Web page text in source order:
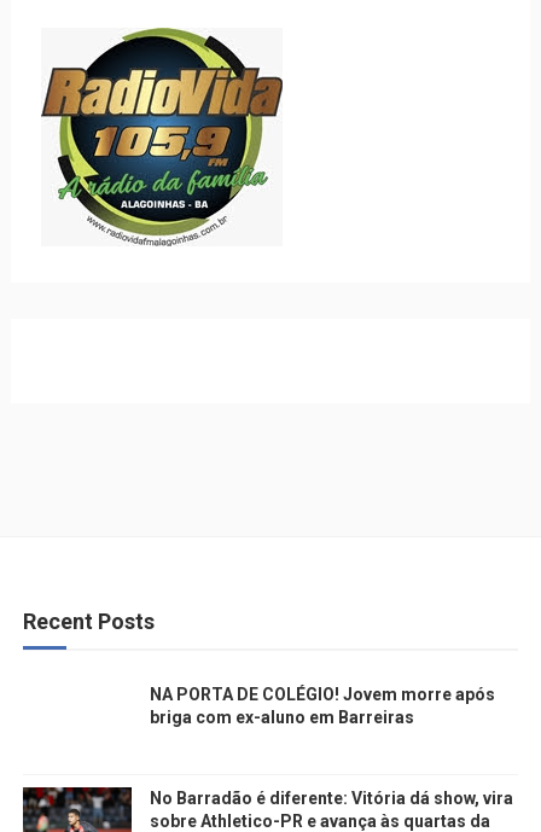
Recent Posts
NA PORTA DE COLÉGIO! Jovem morre após
briga com ex-aluno em Barreiras
No Barradão é diferente: Vitória dá show, vira
sobre Athletico-PR e avança às quartas da